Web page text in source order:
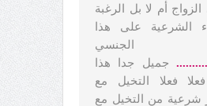
الزواج أم لا بل الرغبة
الشرعية على هذا
الجنسي
جميل جدا هذا
فعلا التخيل مع
شرعية من التخيل مع